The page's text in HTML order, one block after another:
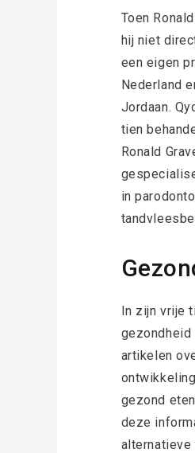
Toen
hij niet
een eigen
Nederland
Jordaan.
tien
Ronald
in
In zijn vrije
gezondheid
artikelen
gezond
deze
alternatieve